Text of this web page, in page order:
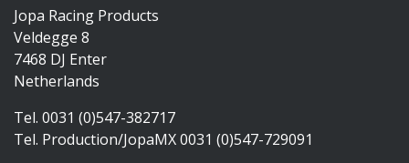
Jopa Racing Products
Veldegge 8
7468 DJ Enter
Netherlands
Tel. 0031 (0)547-382717
Tel. Production/JopaMX 0031 (0)547-729091